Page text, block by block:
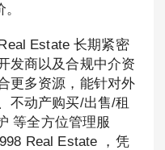
Estate 长期紧密
发商以及合规中介资
更多资源，能针对外
不动产购买/出售/租
等全方位管理服
Real Estate ，凭